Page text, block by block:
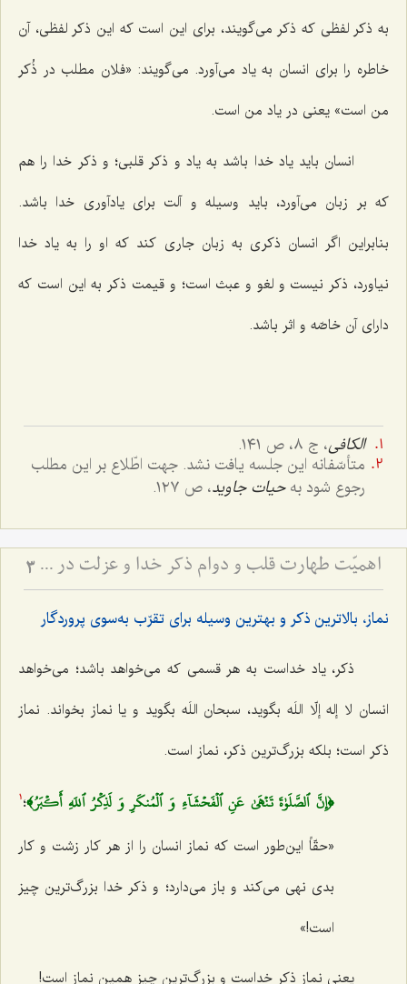
به ذکر لفظی که ذکر می‌گویند، برای این است که این ذکر لفظی، آن
خاطره را برای انسان به یاد می‌آورد. می‌گویند: «فلان مطلب در ذُکر
من است» یعنی در یاد من است.
انسان باید یاد خدا باشد به یاد و ذکر قلبی؛ و ذکر خدا را هم
که بر زبان می‌آورد، باید وسیله و آلت برای یادآوری خدا باشد.
بنابراین اگر انسان ذکری به زبان جاری کند که او را به یاد خدا
نیاورد، ذکر نیست و لغو و عبث است؛ و قیمت ذکر به این است که
دارای آن خاصّه و اثر باشد.
الکافی، ج ٨، ص ١٤١.
متأسّفانه این جلسه یافت نشد. جهت اطّلاع بر این مطلب
رجوع شود بهحیات جاوید، ص ١٢٧.
اهمیّت طهارت قلب و دوام ذکر خدا و عزلت در سیروسلوک 3
نماز، بالاترین ذکر و بهترین وسیله برای تقرّب به‌سوی پروردگار
ذکر، یاد خداست به هر قسمی که می‌خواهد باشد؛ می‌خواهد
انسان لا إله إلّا اللَه بگوید، سبحان اللَه بگوید و یا نماز بخواند. نماز
ذکر است؛ بلکه بزرگ‌ترین ذکر، نماز است.
﴿إِنَّ ٱلصَّلَوٰةَ تَنۡهَىٰ عَنِ ٱلۡفَحۡشَآءِ وَ ٱلۡمُنكَرِ وَ لَذِكۡرُ ٱللَهِ أَكۡبَرُ﴾؛ 1
«حقّاً این‌طور است که نماز انسان را از هر کار زشت و کار
بدی نهی می‌کند و باز می‌دارد؛ و ذکر خدا بزرگ‌ترین چیز
است!»
یعنی نماز ذکر خداست و بزرگ‌ترین چیز همین نماز است!